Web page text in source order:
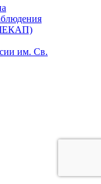
им. Св.